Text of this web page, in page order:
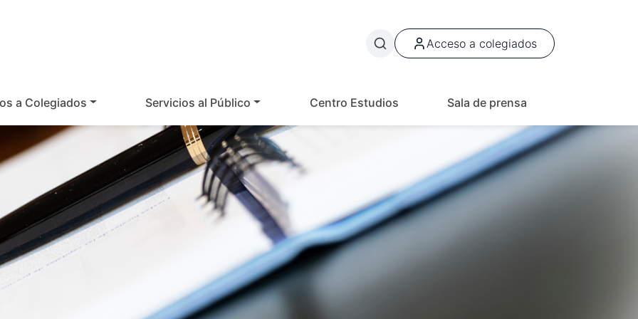
User menu
Acceso a colegiados
a Colegiados Servicios al Público Centro Estudios Sala de prensa